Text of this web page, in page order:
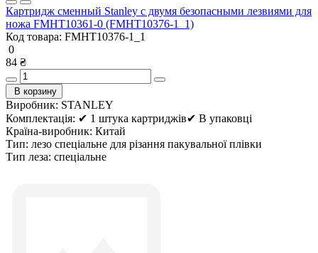
Картридж сменный Stanley с двумя безопасными лезвиями для
ножа FMHT10361-0 (FMHT10376-1_1)
Код товара: FMHT10376-1_1
0
84 ₴
В корзину
Виробник: STANLEY
Комплектація: ✔ 1 штука картриджів✔ В упаковці
Країна-виробник: Китай
Тип: лезо спеціальне для різання пакувальної плівки
Тип леза: спеціальне